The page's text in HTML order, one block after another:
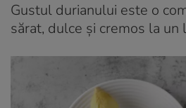
Gustul durianului este o
sărat, dulce și cremos la un